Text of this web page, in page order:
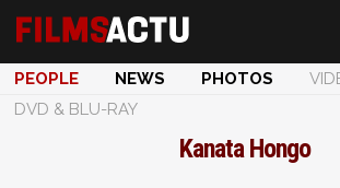
PEOPLE NEWS PHOTOS
DVD & BLU-RAY
Kanata Hongo